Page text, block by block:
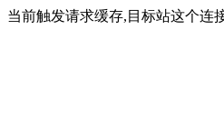
当前触发请求缓存,目标站这个连